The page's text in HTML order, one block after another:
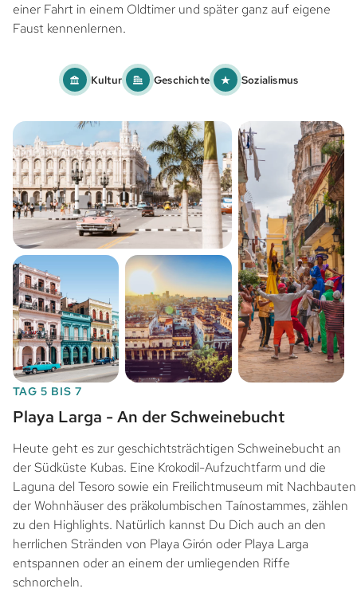
einer Fahrt in einem Oldtimer und später ganz auf eigene
Faust kennenlernen.
Kultur Geschichte Sozialismus
TAG 5 BIS 7
Playa Larga - An der Schweinebucht
Heute geht es zur geschichtsträchtigen Schweinebucht an
der Südküste Kubas. Eine Krokodil-Aufzuchtfarm und die
Laguna del Tesoro sowie ein Freilichtmuseum mit Nachbauten
der Wohnhäuser des präkolumbischen Taínostammes, zählen
zu den Highlights. Natürlich kannst Du Dich auch an den
herrlichen Stränden von Playa Girón oder Playa Larga
entspannen oder an einem der umliegenden Riffe
schnorcheln.